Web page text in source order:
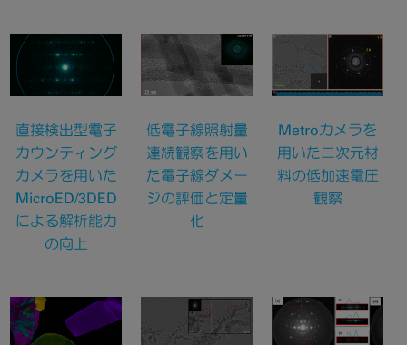
直接検出型電子
カウンティング
カメラを用いた
MicroED/3DED
による解析能力
の向上
低電子線照射量
連続観察を用い
た電子線ダメー
ジの評価と定量
化
Metroカメラを
用いた二次元材
料の低加速電圧
観察